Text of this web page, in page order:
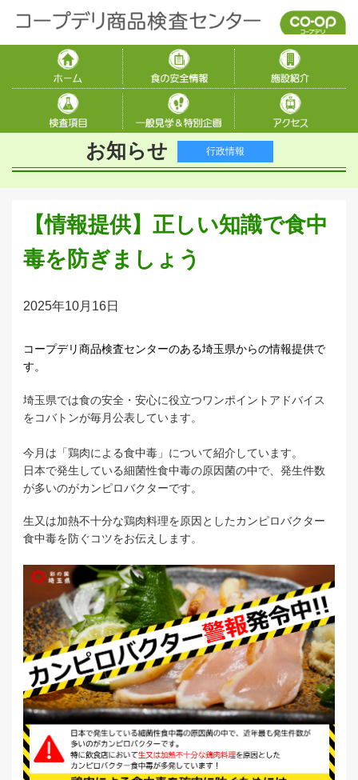
お知らせ 行政情報
【情報提供】正しい知識で食中
毒を防ぎましょう
2025年10月16日
コープデリ商品検査センターのある埼玉県からの情報提供で
す。
埼玉県では食の安全・安心に役立つワンポイントアドバイス
をコバトンが毎月公表しています。
今月は「鶏肉による食中毒」について紹介しています。
日本で発生している細菌性食中毒の原因菌の中で、発生件数
が多いのがカンピロバクターです。
生又は加熱不十分な鶏肉料理を原因としたカンピロバクター
食中毒を防ぐコツをお伝えします。